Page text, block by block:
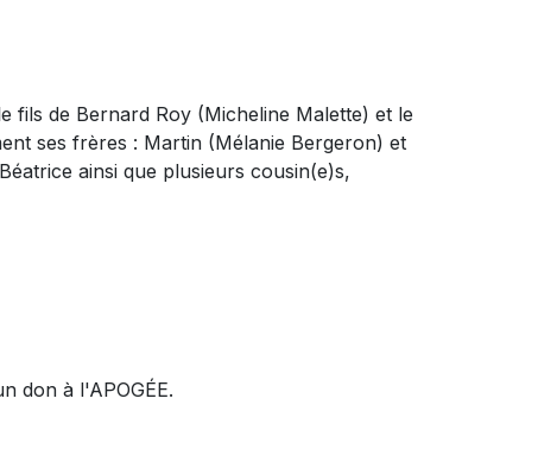
fils de Bernard Roy (Micheline Malette) et le
ses frères : Martin (Mélanie Bergeron) et
ainsi que plusieurs cousin(e)s,
don à l'APOGÉE.